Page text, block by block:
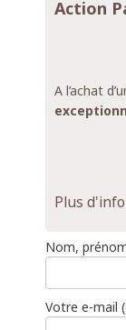
Action
A l’achat
Plus
Nom,
Votre e-mail